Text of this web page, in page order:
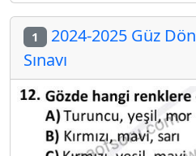
1 2024-2025 Güz
Sınavı